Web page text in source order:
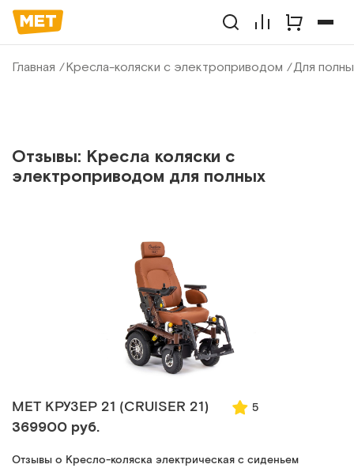
Главная Кресла-коляски с электроприводом Для
Отзывы: Кресла коляски с
электроприводом для полных
MET КРУЗЕР 21 (CRUISER 21) 5
369900 руб.
Отзывы о Кресло-коляска электрическая с сиденьем